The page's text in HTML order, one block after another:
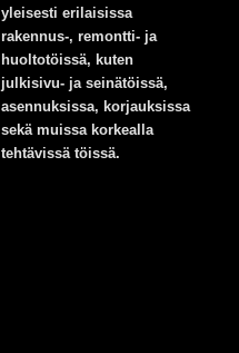
yleisesti erilaisissa
rakennus-, remontti- ja
huoltotöissä, kuten
julkisivu- ja seinätöissä,
asennuksissa, korjauksissa
sekä muissa korkealla
tehtävissä töissä.